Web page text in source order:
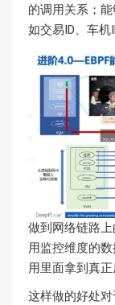
的调用关系；
如交易ID、车机
做到网络链路
用监控维度的
用里面拿到真
这样做的好处